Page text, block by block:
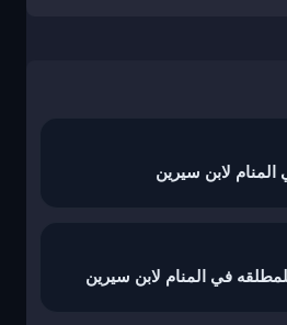
لابن سيرين
في المنام لابن سيرين